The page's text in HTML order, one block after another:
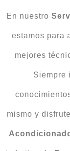
En nuestro
estamos para
mejores
Siempre
mismo y